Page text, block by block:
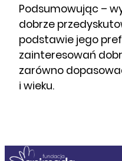
Podsumowując –
dobrze
podstawie jego
zainteresowań
zarówno
i wieku.